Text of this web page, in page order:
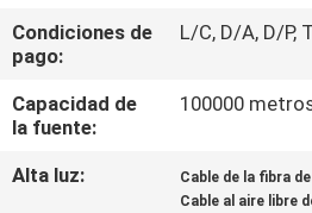
ÉNTRENOS
EN
CONTACTO
CON
Condiciones de
pago:
L/C, D/A, D/P,
Capacidad de
la fuente:
100000
Alta luz: Cable de la fibra
Cable al aire libre